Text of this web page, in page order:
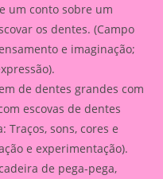
um conto sobre um
os dentes. (Campo
e imaginação;
de dentes grandes com
escovas de dentes
Traços, sons, cores e
e experimentação).
de pega-pega,